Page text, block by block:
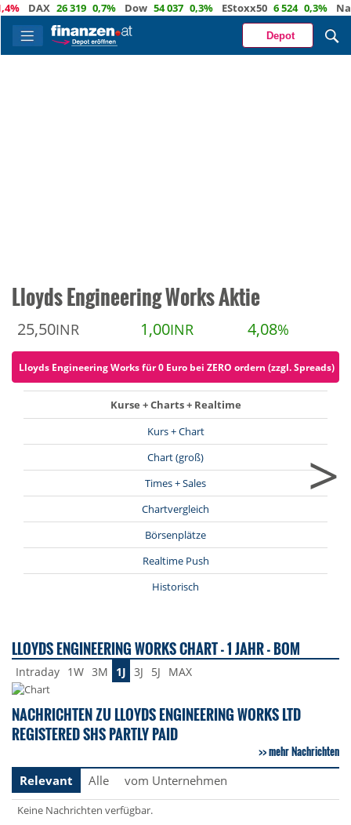
DAX 26 319 0,7% Dow 54 037 0,3% EStoxx50 6 524 0,3% Nasdaq
Depot
Lloyds Engineering Works Aktie
25,50INR 1,00INR 4,08%
Lloyds Engineering Works für 0 Euro bei ZERO ordern (zzgl. Spreads)
Kurse + Charts + Realtime
Kurs + Chart
Chart (groß)
Times + Sales
Chartvergleich
Börsenplätze
Realtime Push
Historisch
>
LLOYDS ENGINEERING WORKS CHART - 1 JAHR - BOM
Intraday 1W 3M 1J 3J 5J MAX
NACHRICHTEN ZU LLOYDS ENGINEERING WORKS LTD
REGISTERED SHS PARTLY PAID
mehr Nachrichten
Relevant
Alle vom Unternehmen
Keine Nachrichten verfügbar.